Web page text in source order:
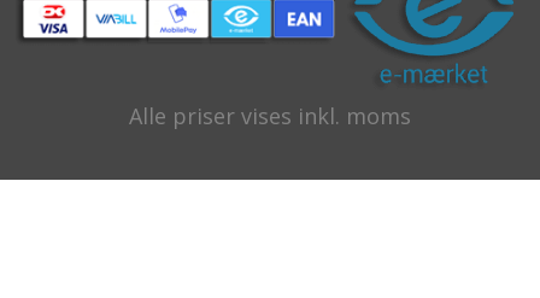
Alle priser vises inkl. moms